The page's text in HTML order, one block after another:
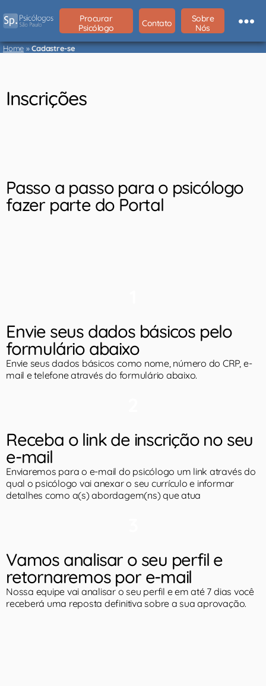
Procurar
Psicólogo
Contato
Sobre
Nós
Home»Cadastre-se
Inscrições
Passo a passo para o psicólogo
fazer parte do Portal
Envie seus dados básicos pelo
formulário abaixo
Envie seus dados básicos como nome, número do CRP, e-
mail e telefone através do formulário abaixo.
Receba o link de inscrição no seu
e-mail
Enviaremos para o e-mail do psicólogo um link através do
qual o psicólogo vai anexar o seu currículo e informar
detalhes como a(s) abordagem(ns) que atua
Vamos analisar o seu perfil e
retornaremos por e-mail
Nossa equipe vai analisar o seu perfil e em até 7 dias você
receberá uma reposta definitiva sobre a sua aprovação.